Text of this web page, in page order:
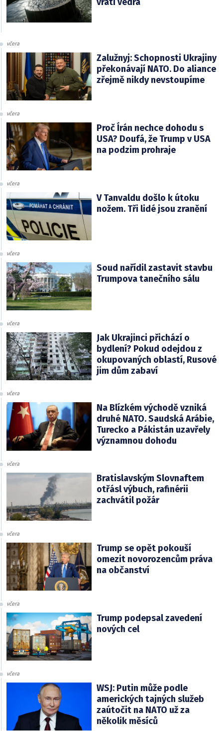
včera
Zalužnyj: Schopnosti Ukrajiny
překonávají NATO. Do aliance
zřejmě nikdy nevstoupíme
včera
Proč Írán nechce dohodu s
USA? Doufá, že Trump v USA
na podzim prohraje
včera
V Tanvaldu došlo k útoku
nožem. Tři lidé jsou zranění
včera
Soud nařídil zastavit stavbu
Trumpova tanečního sálu
včera
Jak Ukrajinci přichází o
bydlení? Pokud odejdou z
okupovaných oblastí, Rusové
jim dům zabaví
včera
Na Blízkém východě vzniká
druhé NATO. Saudská Arábie,
Turecko a Pákistán uzavřely
významnou dohodu
včera
Bratislavským Slovnaftem
otřásl výbuch, rafinérii
zachvátil požár
včera
Trump se opět pokouší
omezit novorozencům práva
na občanství
včera
Trump podepsal zavedení
nových cel
včera
WSJ: Putin může podle
amerických tajných služeb
zaútočit na NATO už za
několik měsíců